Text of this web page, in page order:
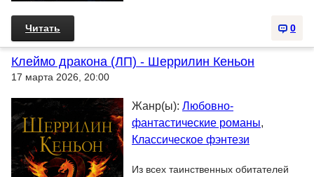
0
Читать
Клеймо дракона (ЛП) - Шеррилин Кеньон
17 марта 2026, 20:00
Жанр(ы): Любовно-
фантастические романы,
Классическое фэнтези
Из всех таинственных обитателей